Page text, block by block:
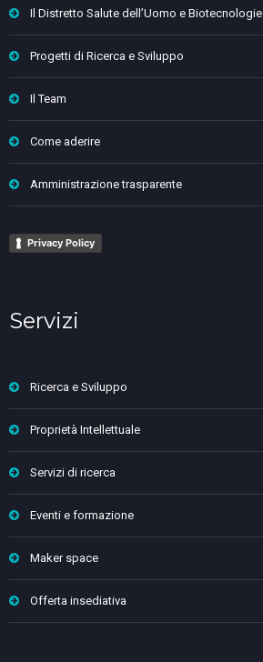
Il Distretto Salute dell’Uomo e Biotecnologie
Progetti di Ricerca e Sviluppo
Il Team
Come aderire
Amministrazione trasparente
Privacy Policy
Servizi
Ricerca e Sviluppo
Proprietà Intellettuale
Servizi di ricerca
Eventi e formazione
Maker space
Offerta insediativa